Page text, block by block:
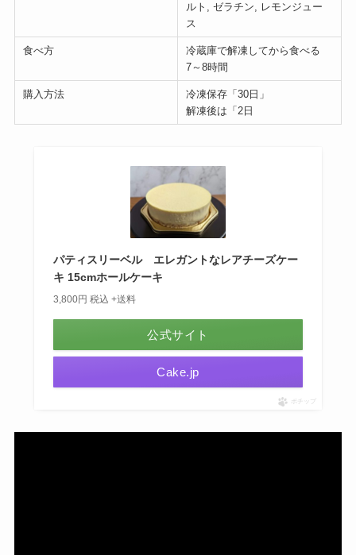
ルト, ゼラチン, レモンジュー
ス
食べ方
冷蔵庫で解凍してから食べる
7～8時間
購入方法
冷凍保存「30日」
解凍後は「2日
パティスリーベル エレガントなレアチーズケー
キ 15cmホールケーキ
3,800円 税込 +送料
公式サイト
Cake.jp
ポチップ